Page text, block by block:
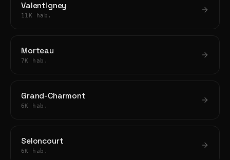
Valentigney
11K hab.
Morteau
7K hab.
Grand-Charmont
6K hab.
Seloncourt
6K hab.